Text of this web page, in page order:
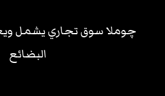
چوملا سوق تجاري يشمل
البضائع